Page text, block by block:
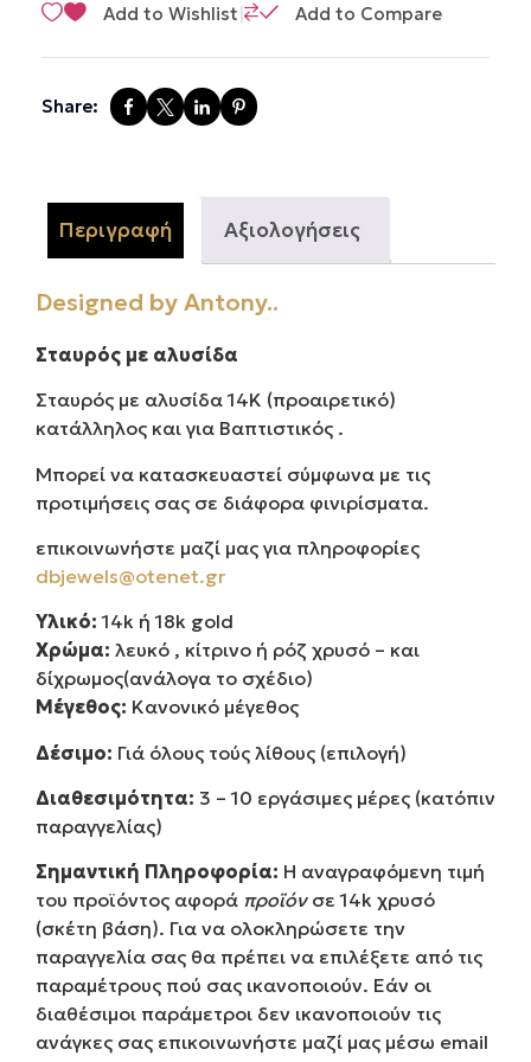
Add to Wishlist| Add to Compare
Share:
Περιγραφή Αξιολογήσεις
Designed by Antony..
Σταυρός με αλυσίδα
Σταυρός με αλυσίδα 14Κ (προαιρετικό)
κατάλληλος και για Βαπτιστικός .
Μπορεί να κατασκευαστεί σύμφωνα με τις
προτιμήσεις σας σε διάφορα φινιρίσματα.
επικοινωνήστε μαζί μας για πληροφορίες
dbjewels@otenet.gr
Υλικό:14k ή 18k gold
Χρώμα: λευκό , κίτρινο ή ρόζ χρυσό – και
δίχρωμος(ανάλογα το σχέδιο)
Μέγεθος: Κανονικό μέγεθος
Δέσιμο: Γιά όλους τούς λίθους (επιλογή)
Διαθεσιμότητα: 3 – 10 εργάσιμες μέρες (κατόπιν
παραγγελίας)
Σημαντική Πληροφορία: Η αναγραφόμενη τιμή
του προϊόντος αφορά προϊόνσε 14k χρυσό
(σκέτη βάση). Για να ολοκληρώσετε την
παραγγελία σας θα πρέπει να επιλέξετε από τις
παραμέτρους πού σας ικανοποιούν. Εάν οι
διαθέσιμοι παράμετροι δεν ικανοποιούν τις
ανάγκες σας επικοινωνήστε μαζί μας μέσω email